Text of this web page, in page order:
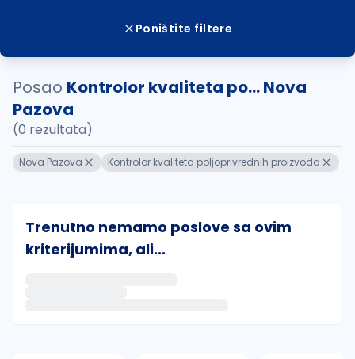
Poništite filtere
Posao Kontrolor kvaliteta po... Nova
Pazova
(0 rezultata)
Nova Pazova Kontrolor kvaliteta poljoprivrednih proizvoda
Trenutno nemamo poslove sa ovim
kriterijumima, ali...